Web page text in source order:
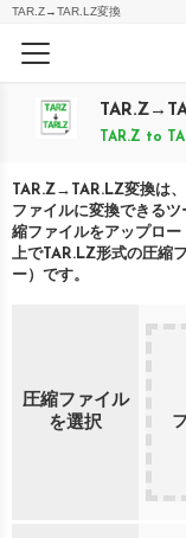
TAR.Z→TAR.LZ変換
TAR.Z →
TAR.Z to
TAR.Z→ TAR.LZ変換は、
ファイルに変換できるツ
縮ファイルをアップロ
上でTAR.LZ形式の圧縮
ー）です。
圧縮ファイル
を選択